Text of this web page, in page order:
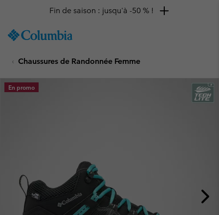
TO
SKIP
MAIN
NAV
Fin de saison : jusqu'à -50 % !
Chaussures de Randonnée Femme
En promo